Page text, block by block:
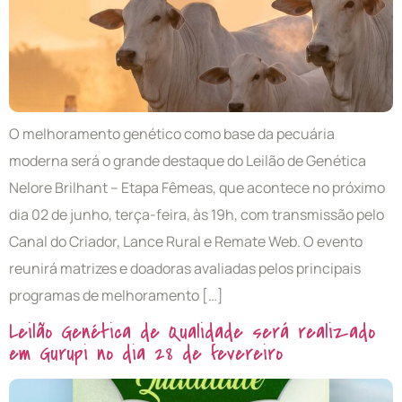
O melhoramento genético como base da pecuária
moderna será o grande destaque do Leilão de Genética
Nelore Brilhant – Etapa Fêmeas, que acontece no próximo
dia 02 de junho, terça-feira, às 19h, com transmissão pelo
Canal do Criador, Lance Rural e Remate Web. O evento
reunirá matrizes e doadoras avaliadas pelos principais
programas de melhoramento […]
Leilão Genética de Qualidade será realizado
em Gurupi no dia 28 de fevereiro